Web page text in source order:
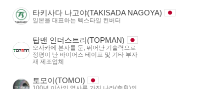
타키사다 나고야(TAKISADA NAGOYA)
일본을 대표하는 텍스타일 컨버터
탑맨 인더스트리(TOPMAN)
오사카에 본사를 둔, 뛰어난 기술력으로
정평이 난 바이어스 테이프 및 기타 부자
재 제조업체
토모이(TOMOI)